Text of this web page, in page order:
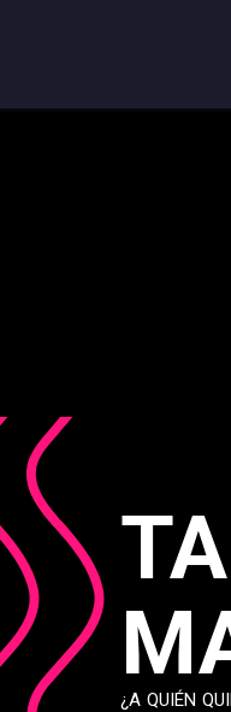
¿A QUIÉN